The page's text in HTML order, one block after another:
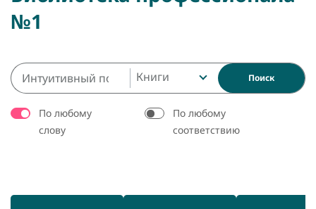
№1
Книги Поиск
По любому
слову
По любому
соответствию